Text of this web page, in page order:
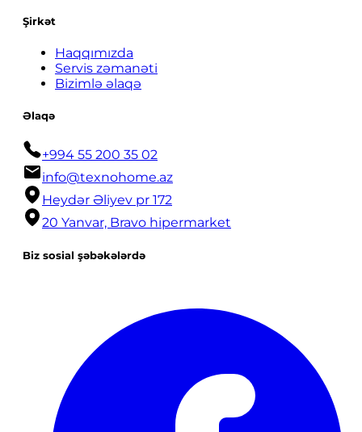
Şirkət
Haqqımızda
Servis zəmanəti
Bizimlə əlaqə
Əlaqə
+994 55 200 35 02
info@texnohome.az
Heydər Əliyev pr 172
20 Yanvar, Bravo hipermarket
Biz sosial şəbəkələrdə